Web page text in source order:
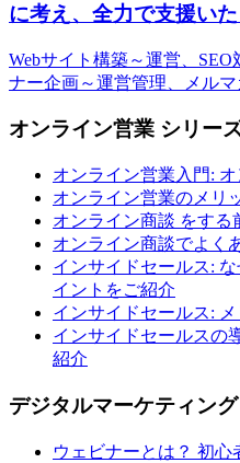
に考え、全力で支援い
Webサイト構築～運営、
ナー企画～運営管理、メル
オンライン営業 シリー
オンライン営業入門:
オンライン営業のメリ
オンライン商談 をする
オンライン商談でよく
インサイドセールス:
イントをご紹介
インサイドセールス:
インサイドセールスの
紹介
デジタルマーケティン
ウェビナーとは？ 初